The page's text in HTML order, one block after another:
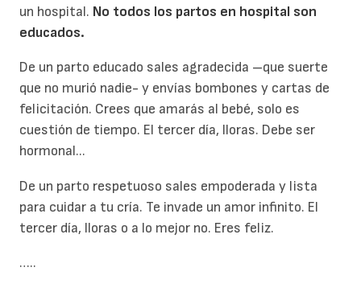
un hospital. No todos los partos en hospital son
educados.
De un parto educado sales agradecida –que suerte
que no murió nadie- y envías bombones y cartas de
felicitación. Crees que amarás al bebé, solo es
cuestión de tiempo. El tercer día, lloras. Debe ser
hormonal...
De un parto respetuoso sales empoderada y lista
para cuidar a tu cría. Te invade un amor infinito. El
tercer día, lloras o a lo mejor no. Eres feliz.
…..